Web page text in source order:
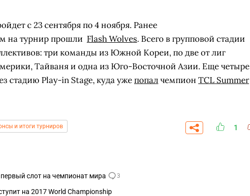
с 23 сентября по 4 ноября. Ранее
на турнир прошли Flash Wolves. Всего в групповой стадии
три команды из Южной Кореи, по две от лиг
Тайваня и одна из Юго-Восточной Азии. Еще четыре
стадию Play-in Stage, куда ужепопалчемпион TCL Summer
и итоги турниров 1
слот на чемпионат мира 3
на 2017 World Championship
ПЕРЕЙТИ